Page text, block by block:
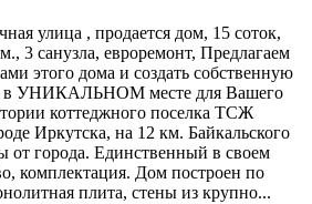
улица , продается дом, 15 соток,
3 санузла, евроремонт, Предлагаем
этого дома и создать собственную
в УНИКАЛЬНОМ месте для Вашего
коттеджного поселка ТСЖ
Иркутска, на 12 км. Байкальского
от города. Единственный в своем
комплектация. Дом построен по
плита, стены из крупно...